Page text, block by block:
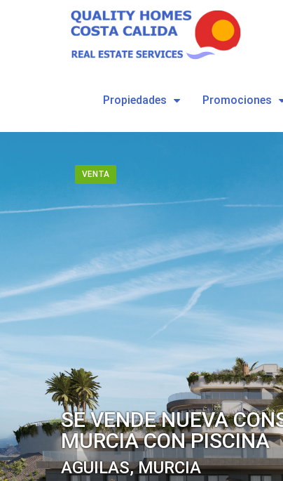
Propiedades Promociones
VENTA
SE VENDE NUEVA
MURCIA CON PISCINA
AGUILAS, MURCIA